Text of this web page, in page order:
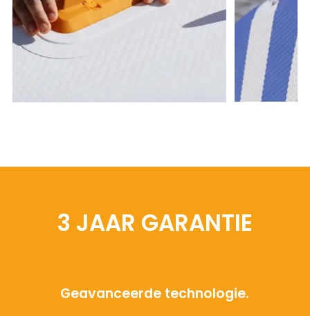
3 JAAR GARANTIE
Geavanceerde technologie.